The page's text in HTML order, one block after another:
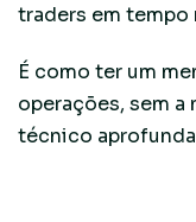
traders em tempo
É como ter um
operações, sem
técnico